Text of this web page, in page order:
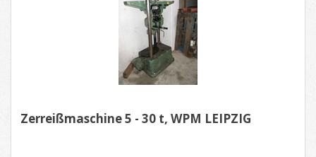
Zerreißmaschine 5 - 30 t, WPM LEIPZIG